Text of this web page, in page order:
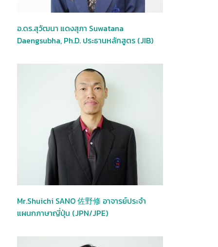
อ.ดร.สุวัฒนา แดงสุภา Suwatana
Daengsubha, Ph.D. ประธานหลักสูตร (JIB)
Mr.Shuichi SANO 佐野修 อาจารย์ประจำ
แผนกภาษาญี่ปุ่น (JPN/JPE)